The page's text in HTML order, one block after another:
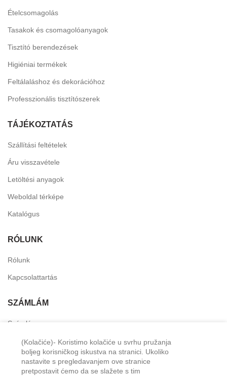
Ételcsomagolás
Tasakok és csomagolóanyagok
Tisztító berendezések
Higiéniai termékek
Feltálaláshoz és dekorációhoz
Professzionális tisztítószerek
TÁJÉKOZTATÁS
Szállítási feltételek
Áru visszavétele
Letöltési anyagok
Weboldal térképe
Katalógus
RÓLUNK
Rólunk
Kapcsolattartás
SZÁMLÁM
Számlám
Személyes fiók
Kívánság lista
(Kolačiće)- Koristimo kolačiće u svrhu pružanja
boljeg korisničkog iskustva na stranici. Ukoliko
nastavite s pregledavanjem ove stranice
pretpostavit ćemo da se slažete s tim